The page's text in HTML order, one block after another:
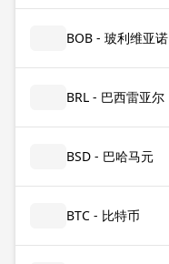
BOB - 玻利维亚诺
BRL - 巴西雷亚尔
BSD - 巴哈马元
BTC - 比特币